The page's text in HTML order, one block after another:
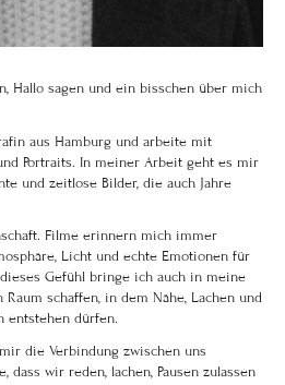
Hallo sagen und ein bisschen über mich
aus Hamburg und arbeite mit
Portraits. In meiner Arbeit geht es mir
und zeitlose Bilder, die auch Jahre
Filme erinnern mich immer
Licht und echte Emotionen für
Gefühl bringe ich auch in meine
schaffen, in dem Nähe, Lachen und
entstehen dürfen.
die Verbindung zwischen uns
dass wir reden, lachen, Pausen zulassen